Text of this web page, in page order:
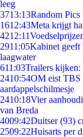
leeg
3713:13Random
1612:43Meta krijgt
4212:11
2911:05Kabinet geeft
laagwater
611:03Trailers kijken:
2410:54OM eist TBS
aardappelschilmesje
2410:18Vier
van Breda
4009:42Duitser (93)
2509:22Huisarts per